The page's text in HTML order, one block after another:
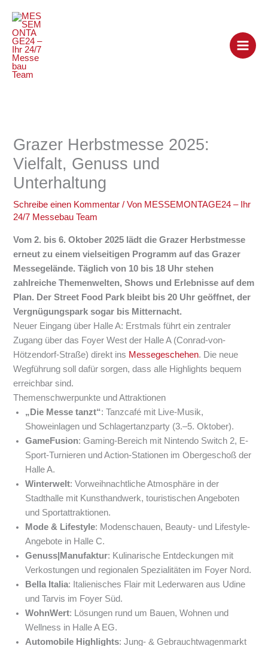
Inhalt
springen
Grazer Herbstmesse 2025:
Vielfalt, Genuss und
Unterhaltung
Schreibe einen Kommentar / Von MESSEMONTAGE24 – Ihr
24/7 Messebau Team
Vom 2. bis 6. Oktober 2025 lädt die Grazer Herbstmesse
erneut zu einem vielseitigen Programm auf das Grazer
Messegelände. Täglich von 10 bis 18 Uhr stehen
zahlreiche Themenwelten, Shows und Erlebnisse auf dem
Plan. Der Street Food Park bleibt bis 20 Uhr geöffnet, der
Vergnügungspark sogar bis Mitternacht.
Neuer Eingang über Halle A: Erstmals führt ein zentraler
Zugang über das Foyer West der Halle A (Conrad-von-
Hötzendorf-Straße) direkt ins Messegeschehen. Die neue
Wegführung soll dafür sorgen, dass alle Highlights bequem
erreichbar sind.
Themenschwerpunkte und Attraktionen
„Die Messe tanzt“: Tanzcafé mit Live-Musik,
Showeinlagen und Schlagertanzparty (3.–5. Oktober).
GameFusion: Gaming-Bereich mit Nintendo Switch 2, E-
Sport-Turnieren und Action-Stationen im Obergeschoß der
Halle A.
Winterwelt: Vorweihnachtliche Atmosphäre in der
Stadthalle mit Kunsthandwerk, touristischen Angeboten
und Sportattraktionen.
Mode & Lifestyle: Modenschauen, Beauty- und Lifestyle-
Angebote in Halle C.
Genuss|Manufaktur: Kulinarische Entdeckungen mit
Verkostungen und regionalen Spezialitäten im Foyer Nord.
Bella Italia: Italienisches Flair mit Lederwaren aus Udine
und Tarvis im Foyer Süd.
WohnWert: Lösungen rund um Bauen, Wohnen und
Wellness in Halle A EG.
Automobile Highlights: Jung- & Gebrauchtwagenmarkt